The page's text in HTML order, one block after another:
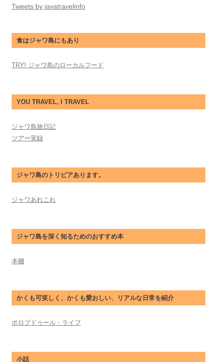
Tweets by javatravelinfo
食はジャワ島にもあり
TRY! ジャワ島のローカルフード
YOU TRAVEL, I TRAVEL
ジャワ島旅日記
ツアー実録
ジャワ島のトリビアあります。
ジャワあれこれ
ジャワ島を深く知るためのおすすめ本
本棚
かくも可笑しく、かくも愛おしい、リアルな日常を紹介
ボロブドゥール・ライフ
小話